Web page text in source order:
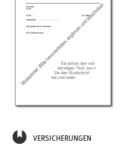
VERSICHERUNGEN